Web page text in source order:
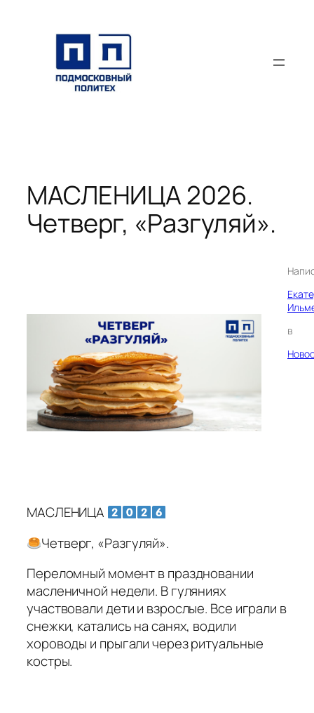
содержимому
МАСЛЕНИЦА 2026.
Четверг, «Разгуляй».
в
МАСЛЕНИЦА
Четверг, «Разгуляй».
Переломный момент в праздновании
масленичной недели. В гуляниях
участвовали дети и взрослые. Все играли в
снежки, катались на санях, водили
хороводы и прыгали через ритуальные
костры.